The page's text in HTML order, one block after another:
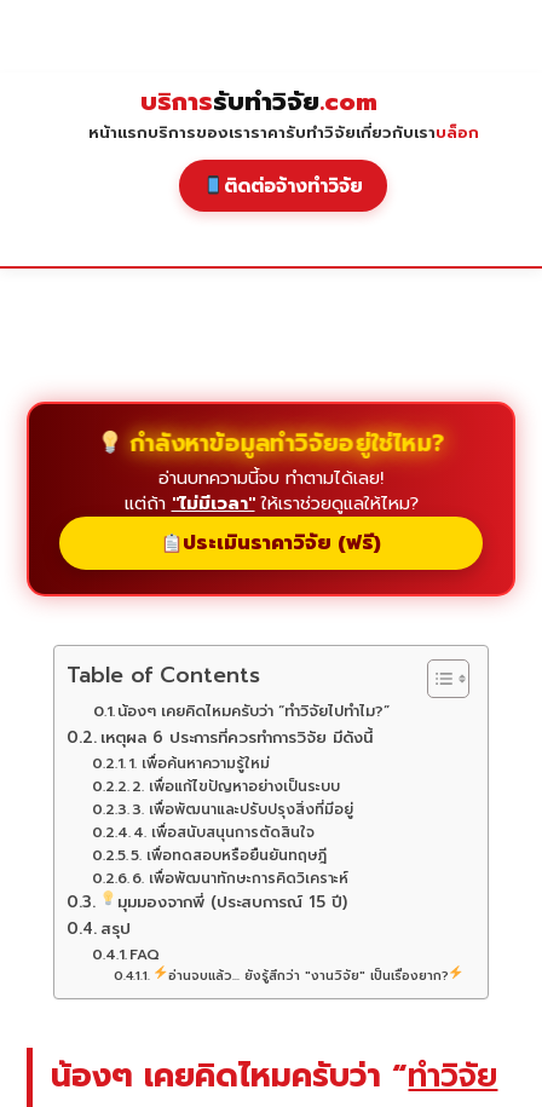
บริการรับทำวิจัย.com
หน้าแรกบริการของเราราคารับทำวิจัยเกี่ยวกับเราบล็อก
ติดต่อจ้างทำวิจัย
กำลังหาข้อมูลทำวิจัยอยู่ใช่ไหม?
อ่านบทความนี้จบ ทำตามได้เลย!
แต่ถ้า "ไม่มีเวลา"ให้เราช่วยดูแลให้ไหม?
ประเมินราคาวิจัย (ฟรี)
Table of Contents
น้องๆ เคยคิดไหมครับว่า “ทำวิจัยไปทำไม?”
เหตุผล 6 ประการที่ควรทำการวิจัย มีดังนี้
1. เพื่อค้นหาความรู้ใหม่
2. เพื่อแก้ไขปัญหาอย่างเป็นระบบ
3. เพื่อพัฒนาและปรับปรุงสิ่งที่มีอยู่
4. เพื่อสนับสนุนการตัดสินใจ
5. เพื่อทดสอบหรือยืนยันทฤษฎี
6. เพื่อพัฒนาทักษะการคิดวิเคราะห์
มุมมองจากพี่ (ประสบการณ์ 15 ปี)
สรุป
FAQ
อ่านจบแล้ว... ยังรู้สึกว่า "งานวิจัย" เป็นเรื่องยาก?
น้องๆ เคยคิดไหมครับว่า “ทำวิจัย